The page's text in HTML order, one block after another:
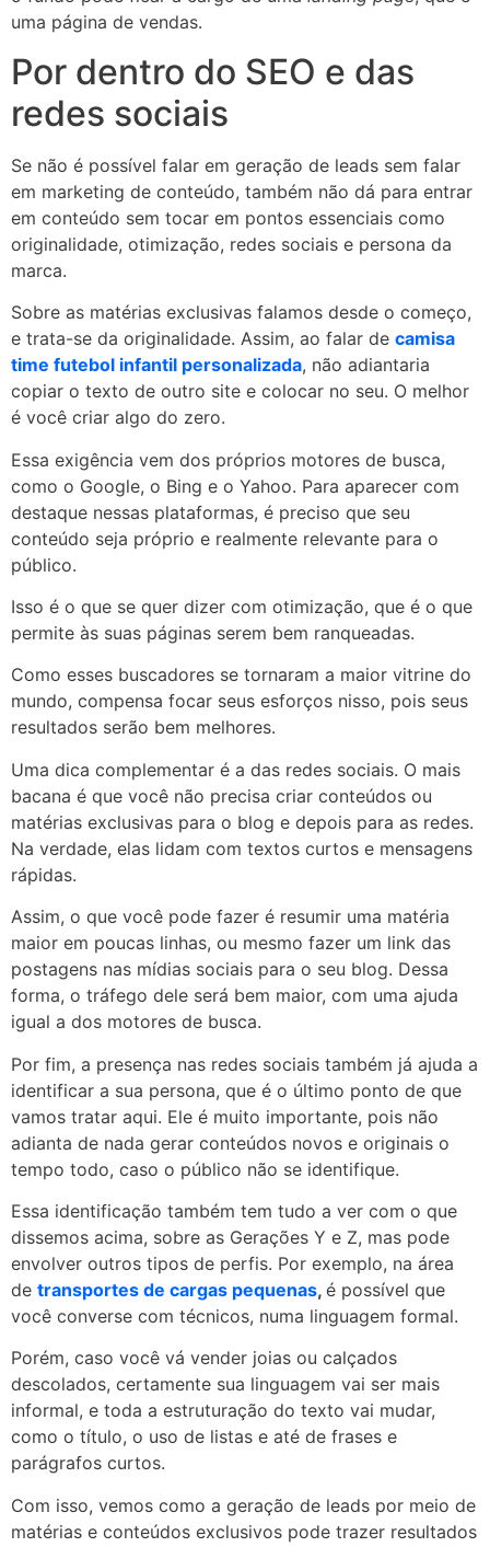
uma página de vendas.
Por dentro do SEO e das
redes sociais
Se não é possível falar em geração de leads sem falar
em marketing de conteúdo, também não dá para entrar
em conteúdo sem tocar em pontos essenciais como
originalidade, otimização, redes sociais e persona da
marca.
Sobre as matérias exclusivas falamos desde o começo,
e trata-se da originalidade. Assim, ao falar de camisa
time futebol infantil personalizada, não adiantaria
copiar o texto de outro site e colocar no seu. O melhor
é você criar algo do zero.
Essa exigência vem dos próprios motores de busca,
como o Google, o Bing e o Yahoo. Para aparecer com
destaque nessas plataformas, é preciso que seu
conteúdo seja próprio e realmente relevante para o
público.
Isso é o que se quer dizer com otimização, que é o que
permite às suas páginas serem bem ranqueadas.
Como esses buscadores se tornaram a maior vitrine do
mundo, compensa focar seus esforços nisso, pois seus
resultados serão bem melhores.
Uma dica complementar é a das redes sociais. O mais
bacana é que você não precisa criar conteúdos ou
matérias exclusivas para o blog e depois para as redes.
Na verdade, elas lidam com textos curtos e mensagens
rápidas.
Assim, o que você pode fazer é resumir uma matéria
maior em poucas linhas, ou mesmo fazer um link das
postagens nas mídias sociais para o seu blog. Dessa
forma, o tráfego dele será bem maior, com uma ajuda
igual a dos motores de busca.
Por fim, a presença nas redes sociais também já ajuda a
identificar a sua persona, que é o último ponto de que
vamos tratar aqui. Ele é muito importante, pois não
adianta de nada gerar conteúdos novos e originais o
tempo todo, caso o público não se identifique.
Essa identificação também tem tudo a ver com o que
dissemos acima, sobre as Gerações Y e Z, mas pode
envolver outros tipos de perfis. Por exemplo, na área
de transportes de cargas pequenas, é possível que
você converse com técnicos, numa linguagem formal.
Porém, caso você vá vender joias ou calçados
descolados, certamente sua linguagem vai ser mais
informal, e toda a estruturação do texto vai mudar,
como o título, o uso de listas e até de frases e
parágrafos curtos.
Com isso, vemos como a geração de leads por meio de
matérias e conteúdos exclusivos pode trazer resultados